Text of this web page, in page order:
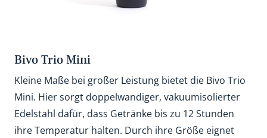
Bivo Trio Mini
Kleine Maße bei großer Leistung bietet die Bivo Trio
Mini. Hier sorgt doppelwandiger, vakuumisolierter
Edelstahl dafür, dass Getränke bis zu 12 Stunden
ihre Temperatur halten. Durch ihre Größe eignet